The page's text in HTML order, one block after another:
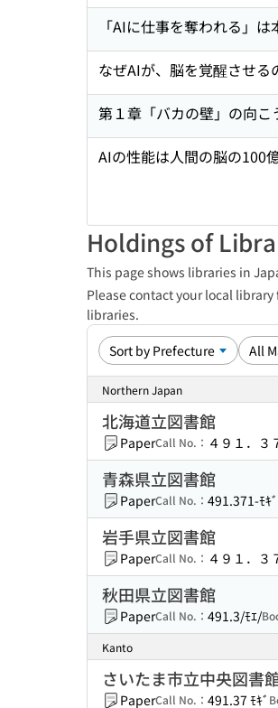
「AIに仕事を奪われる」は
なぜAIが、脳を覚醒させる
第１章「バカの壁」の向
AIの性能は人間の脳の100
Holdings of
This page shows libraries in
Please contact your local
libraries.
Northern Japan
北海道立図書館
PaperCall No.： ４９１．３
青森県立図書館
PaperCall No.： 491.371-ﾓｷ
岩手県立図書館
PaperCall No.： ４９１．３
秋田県立図書館
PaperCall No.： 491.3/ﾓｴ/
Kanto
さいたま市立中央図書
PaperCall No.： 491.37 ﾓｷﾞ